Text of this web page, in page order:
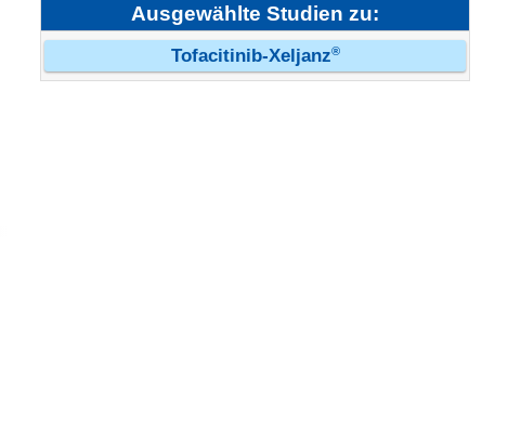
Ausgewählte Studien zu:
Tofacitinib-Xeljanz®